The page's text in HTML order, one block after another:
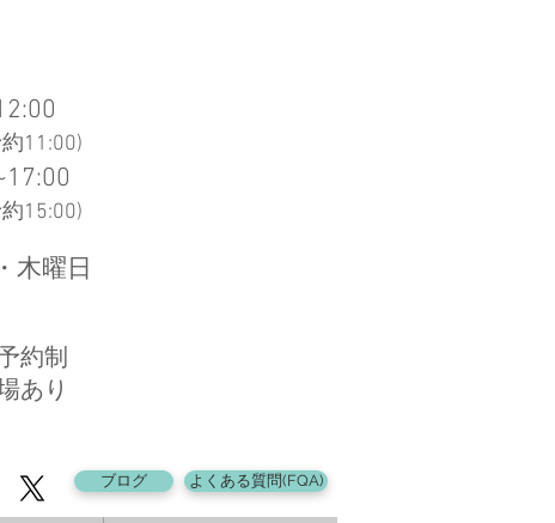
11:00)
15:00)
木曜日
約制
あり
ブログ よくある質問(FQA)